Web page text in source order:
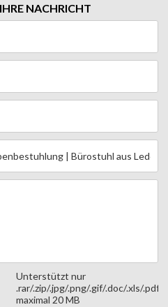
NACHRICHT
Unterstützt nur
.rar/.zip/.jpg/.png/.gif/.doc/.xls/.pdf,
maximal 20 MB